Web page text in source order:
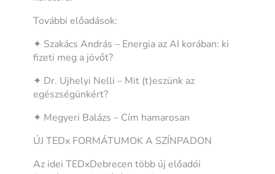
További előadások:
✦ Szakács András – Energia az AI korában: ki
fizeti meg a jövőt?
✦ Dr. Ujhelyi Nelli – Mit (t)eszünk az
egészségünkért?
✦ Megyeri Balázs – Cím hamarosan
ÚJ TEDx FORMÁTUMOK A SZÍNPADON
Az idei TEDxDebrecen több új előadói